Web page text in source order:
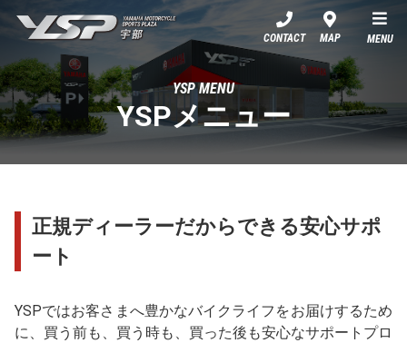
YSP宇部
CONTACT MAP MENU
YSP MENU
YSPメニュー
正規ディーラーだからできる安心サポ
ート
YSPではお客さまへ豊かなバイクライフをお届けするため
に、買う前も、買う時も、買った後も安心なサポートプロ